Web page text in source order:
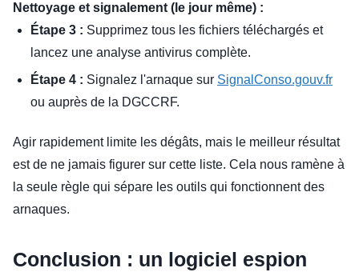
Nettoyage et signalement (le jour même) :
Étape 3 : Supprimez tous les fichiers téléchargés et
lancez une analyse antivirus complète.
Étape 4 : Signalez l'arnaque sur SignalConso.gouv.fr
ou auprès de la DGCCRF.
Agir rapidement limite les dégâts, mais le meilleur résultat
est de ne jamais figurer sur cette liste. Cela nous ramène à
la seule règle qui sépare les outils qui fonctionnent des
arnaques.
Conclusion : un logiciel espion